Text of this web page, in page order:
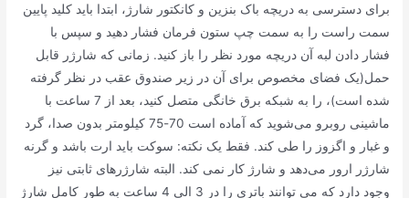
برای دسترسی به دریچه باک بنزین و کانکتور شارژ، ابتدا باید کلید پایین
سمت راست را به سمت چپ ستون فرمان فشار دهید و سپس با
فشار دادن لبه آن دریچه مورد نظر را باز کنید. زمانی که شارژر قابل
حمل(یک فضای مخصوص برای آن در زیر صندوق عقب در نظر گرفته
شده است)، را به شبکه برق خانگی متصل کنید، بعد از 7 ساعت با
ماشینی روبرو می‌شوید که آماده است 70-75 کیلومتر بدون صدا، گرد
و غبار و اگزوز را طی کند. فقط یک نکته: سوکت باید ارت باشد و گرنه
شارژر ارور می‌دهد و شارژ کار نمی کند. البته شارژرهای ثابتی نیز
وجود دارد که می توانند باتری را در 3 الی 4 ساعت به طور کامل شارژ